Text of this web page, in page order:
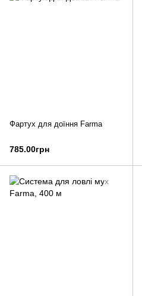
Фартух для доїння Farma
785.00грн